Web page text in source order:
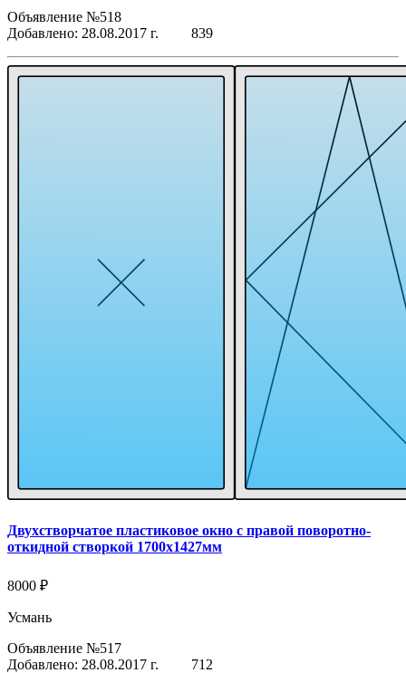
Объявление №518
Добавлено: 28.08.2017 г.
839
Двухстворчатое пластиковое окно с правой поворотно-
откидной створкой 1700x1427мм
8000 ₽
Усмань
Объявление №517
Добавлено: 28.08.2017 г.
712